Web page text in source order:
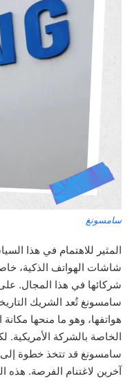
سامسونغ
المثير للاهتمام في هذا
شاشات الهواتف الذكية،
شركائها في هذا المجال.
سامسونغ تُعد الشريك
هواتفها، وهو ما منحها
الخاصة بالشركة
سامسونغ قد تتخذ خطوة إلى
آخرين لاغتنام الفرصة.